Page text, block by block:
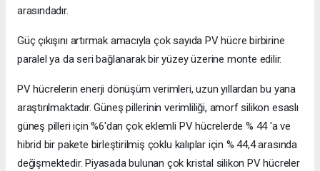
arasındadır.
Güç çıkışını artırmak amacıyla çok sayıda PV hücre birbirine
paralel ya da seri bağlanarak bir yüzey üzerine monte edilir.
PV hücrelerin enerji dönüşüm verimleri, uzun yıllardan bu yana
araştırılmaktadır. Güneş pillerinin verimliliği, amorf silikon esaslı
güneş pilleri için %6'dan çok eklemli PV hücrelerde % 44 'a ve
hibrid bir pakete birleştirilmiş çoklu kalıplar için % 44,4 arasında
değişmektedir. Piyasada bulunan çok kristal silikon PV hücreler